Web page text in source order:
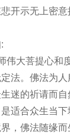
开示无上密意
伟大菩提心和
法。佛法为人
迷的祈请而
适合众生当下
，佛法随缘